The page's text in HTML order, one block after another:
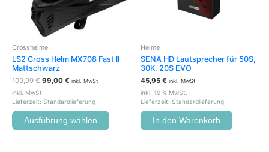
Crosshelme
LS2 Cross Helm MX708 Fast II
Mattschwarz
109,99€ 99,00 € inkl. MwSt
inkl. MwSt.
Lieferzeit: Standardlieferung
Ausführung wählen
Optionen
Produktseite
gewählt
Helme
SENA HD Lautsprecher für 50S,
30K, 20S EVO
45,95 € inkl. MwSt
inkl. 19 % MwSt.
Lieferzeit: Standardlieferung
In den Warenkorb